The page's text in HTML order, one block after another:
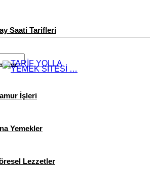
Saati Tarifleri
İşleri
Yemekler
Lezzetler